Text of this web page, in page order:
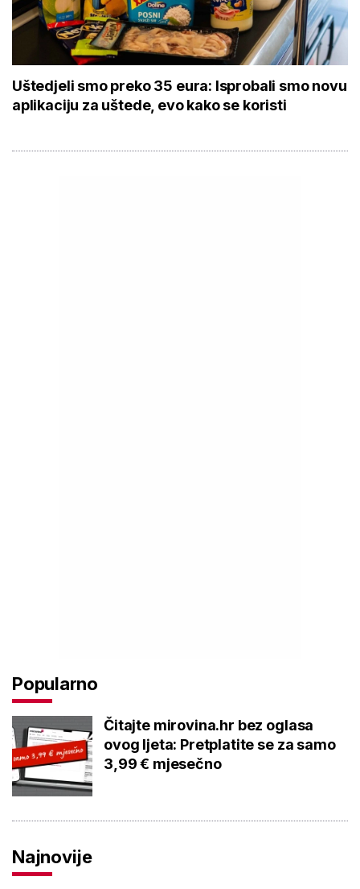
Uštedjeli smo preko 35 eura: Isprobali smo novu
aplikaciju za uštede, evo kako se koristi
Popularno
Čitajte mirovina.hr bez oglasa
ovog ljeta: Pretplatite se za samo
3,99 € mjesečno
Najnovije